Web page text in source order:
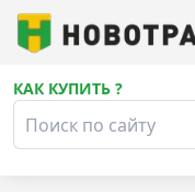
КАК КУПИТЬ ?